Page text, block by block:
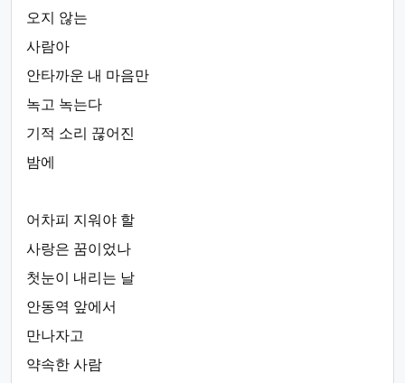
오지 않는
사람아
안타까운 내 마음만
녹고 녹는다
기적 소리 끊어진
밤에
어차피 지워야 할
사랑은 꿈이었나
첫눈이 내리는 날
안동역 앞에서
만나자고
약속한 사람